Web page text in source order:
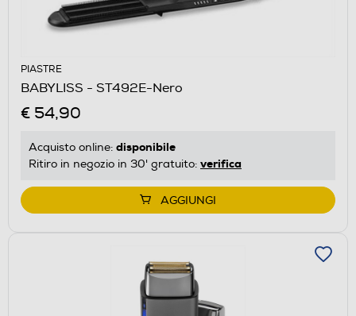
PIASTRE
BABYLISS - ST492E-Nero
€ 54,90
Acquisto online: disponibile
Ritiro in negozio in 30' gratuito: verifica
AGGIUNGI